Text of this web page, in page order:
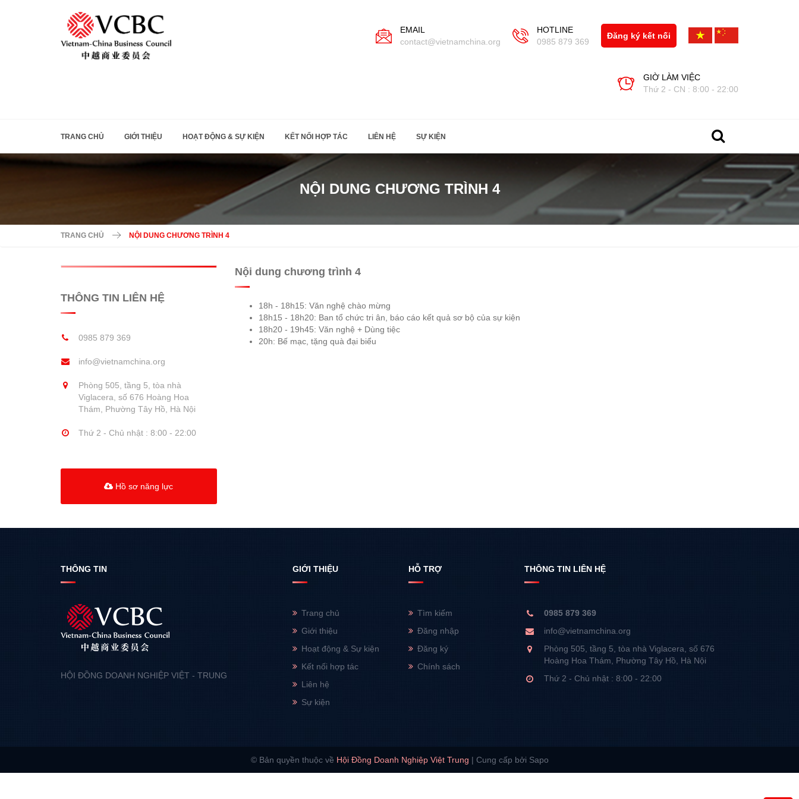
Đăng ký kết nối
HOTLINE
0985 879 369
EMAIL
contact@vietnamchina.org
GIỜ LÀM VIỆC
Thứ 2 - CN : 8:00 - 22:00
TRANG CHỦ GIỚI THIỆU HOẠT ĐỘNG & SỰ KIỆN KẾT NỐI HỢP TÁC LIÊN HỆ SỰ KIỆN
NỘI DUNG CHƯƠNG TRÌNH 4
TRANG CHỦ NỘI DUNG CHƯƠNG TRÌNH 4
Nội dung chương trình 4
18h - 18h15: Văn nghệ chào mừng
18h15 - 18h20: Ban tổ chức tri ân, báo cáo kết quả sơ bộ của sự kiện
18h20 - 19h45: Văn nghệ + Dùng tiệc
20h: Bế mạc, tặng quà đại biểu
THÔNG TIN LIÊN HỆ
0985 879 369
info@vietnamchina.org
Phòng 505, tầng 5, tòa nhà
Viglacera, số 676 Hoàng Hoa
Thám, Phường Tây Hồ, Hà Nội
Thứ 2 - Chủ nhật : 8:00 - 22:00
Hồ sơ năng lực
THÔNG TIN
HỘI ĐỒNG DOANH NGHIỆP VIỆT - TRUNG
GIỚI THIỆU
Trang chủ
Giới thiệu
Hoạt động & Sự kiện
Kết nối hợp tác
Liên hệ
Sự kiện
HỖ TRỢ
Tìm kiếm
Đăng nhập
Đăng ký
Chính sách
THÔNG TIN LIÊN HỆ
0985 879 369
info@vietnamchina.org
Phòng 505, tầng 5, tòa nhà Viglacera, số 676
Hoàng Hoa Thám, Phường Tây Hồ, Hà Nội
Thứ 2 - Chủ nhật : 8:00 - 22:00
© Bản quyền thuộc về Hội Đồng Doanh Nghiệp Việt Trung | Cung cấp bởi Sapo